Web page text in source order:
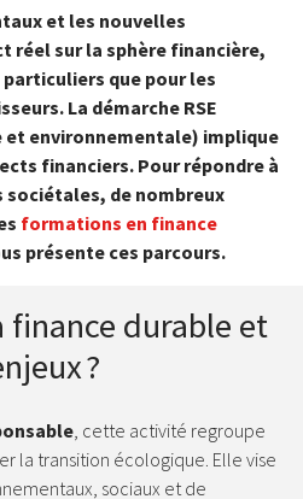
et les nouvelles
réel sur la sphère financière,
que pour les
La démarche RSE
environnementale) implique
financiers. Pour répondre à
de nombreux
formations en finance
présente ces parcours.
finance durable et
?
, cette activité regroupe
la transition écologique. Elle vise
sociaux et de